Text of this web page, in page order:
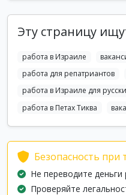
Эту страницу
работа в Израиле
работа для репатриантов
работа в Израиле для
работа в Петах Тиква
Безопасность при
Не переводите
Проверяйте